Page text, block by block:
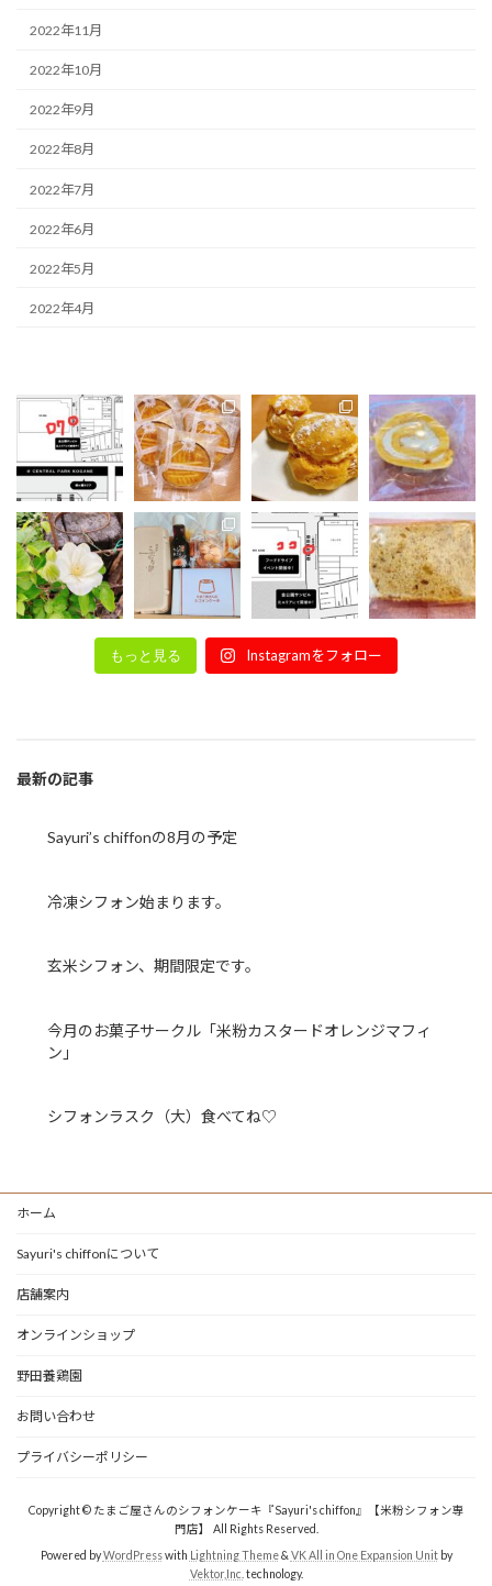
2022年11月
2022年10月
2022年9月
2022年8月
2022年7月
2022年6月
2022年5月
2022年4月
もっと見る Instagramをフォロー
最新の記事
Sayuri’s chiffonの8月の予定
冷凍シフォン始まります。
玄米シフォン、期間限定です。
今月のお菓子サークル「米粉カスタードオレンジマフィ
ン」
シフォンラスク（大）食べてね♡
ホーム
Sayuri's chiffonについて
店舗案内
オンラインショップ
野田養鶏園
お問い合わせ
プライバシーポリシー
Copyright © たまご屋さんのシフォンケーキ『Sayuri's chiffon』【米粉シフォン専
門店】 All Rights Reserved.
Powered byWordPresswith Lightning Theme& VK All in One Expansion Unitby
Vektor,Inc. technology.